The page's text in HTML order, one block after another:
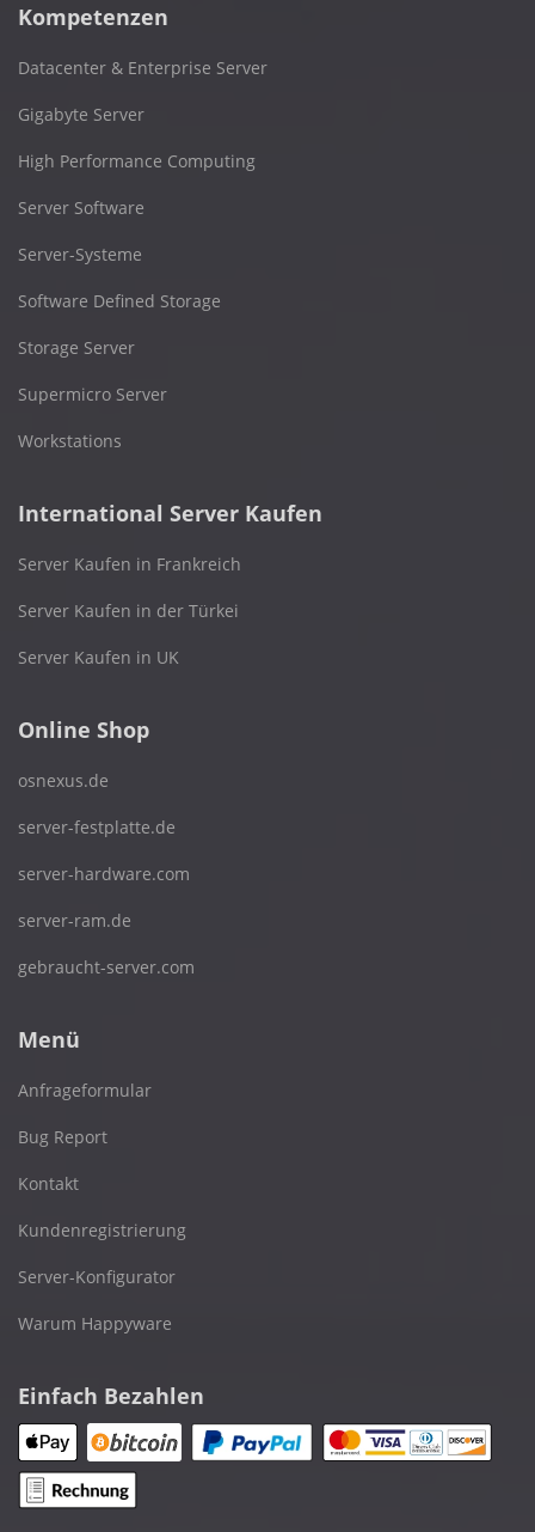
Kompetenzen
Datacenter & Enterprise Server
Gigabyte Server
High Performance Computing
Server Software
Server-Systeme
Software Defined Storage
Storage Server
Supermicro Server
Workstations
International Server Kaufen
Server Kaufen in Frankreich
Server Kaufen in der Türkei
Server Kaufen in UK
Online Shop
osnexus.de
server-festplatte.de
server-hardware.com
server-ram.de
gebraucht-server.com
Menü
Anfrageformular
Bug Report
Kontakt
Kundenregistrierung
Server-Konfigurator
Warum Happyware
Einfach Bezahlen